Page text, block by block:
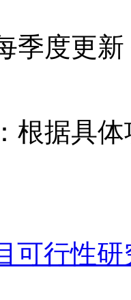
季度更新
根据具
可行性研